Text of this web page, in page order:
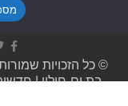
© כל הזכויות שמורות 2026, אונו-
בת ים-חולון|